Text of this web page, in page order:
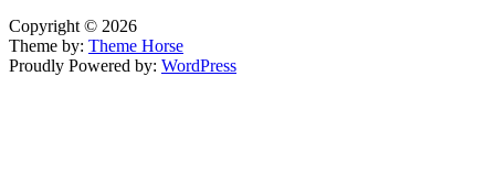
Copyright © 2026
Theme by: Theme Horse
Proudly Powered by: WordPress